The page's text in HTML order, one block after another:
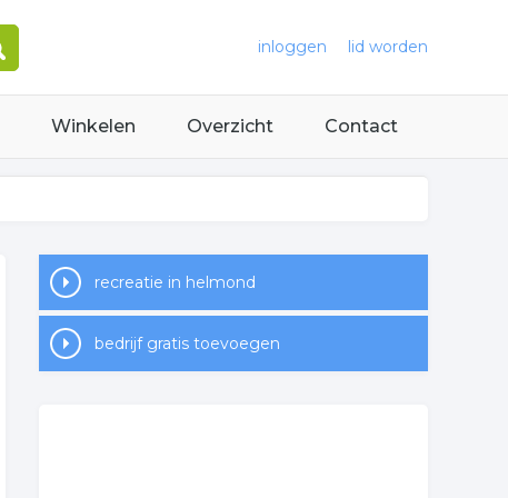
inloggen lid worden
Winkelen Overzicht Contact
recreatie in helmond
bedrijf gratis toevoegen